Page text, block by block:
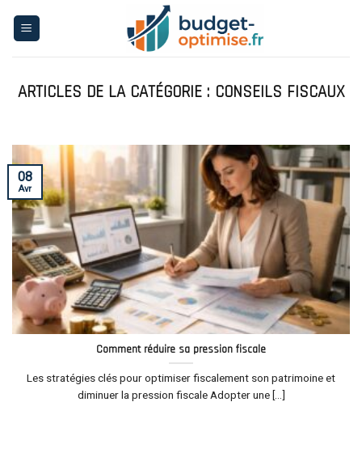
CONSEILS FISCAUX
Comment réduire sa pression fiscale
Les stratégies clés pour optimiser fiscalement son patrimoine et
diminuer la pression fiscale Adopter une [...]
08
Avr